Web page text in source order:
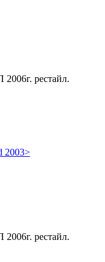
рестайл.
2003>
рестайл.